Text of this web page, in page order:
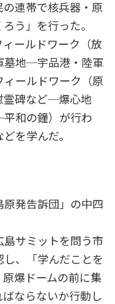
連帯で核兵器・原
う」を行った。
ールドワーク（放
墓地─宇品港・陸軍
ールドワーク（原
霊碑など─爆心地
平和の鐘）が行わ
を学んだ。
発告訴団」の中四
サミットを問う市
、「学んだことを
爆ドームの前に集
ならないか行動し